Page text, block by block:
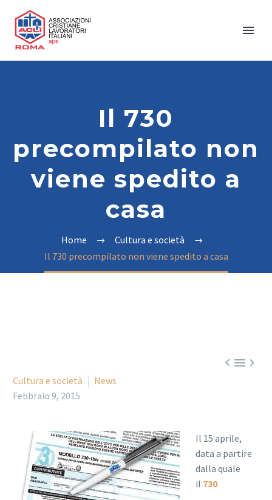
Il 730
precompilato non
viene spedito a
casa
Home
Cultura e società
Il 730 precompilato non viene spedito a casa

Cultura e società
News
Febbraio 9, 2015
Il 15 aprile,
data a partire
dalla quale
il 730